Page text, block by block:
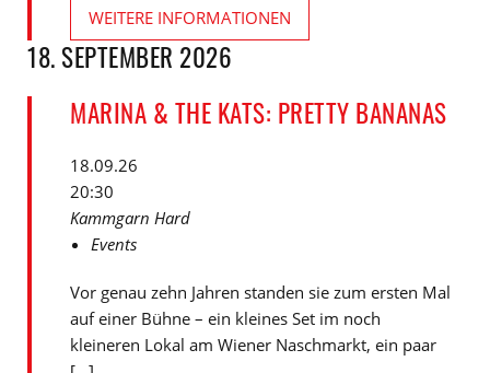
WEITERE INFORMATIONEN
18. SEPTEMBER 2026
MARINA & THE KATS: PRETTY BANANAS
18.09.26
20:30
Kammgarn Hard
Events
Vor genau zehn Jahren standen sie zum ersten Mal
auf einer Bühne – ein kleines Set im noch
kleineren Lokal am Wiener Naschmarkt, ein paar